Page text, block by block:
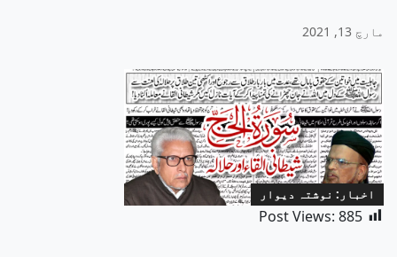
مارچ 13, 2021
اخبار: نوشتہ دیوار
Post Views: 885